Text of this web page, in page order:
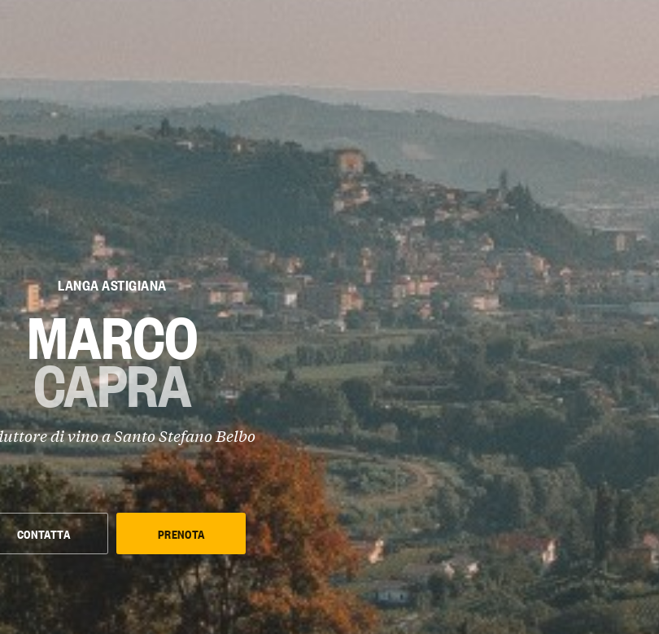
LANGA ASTIGIANA
MARCO
CAPRA
di vino aSanto Stefano Belbo
CONTATTA PRENOTA